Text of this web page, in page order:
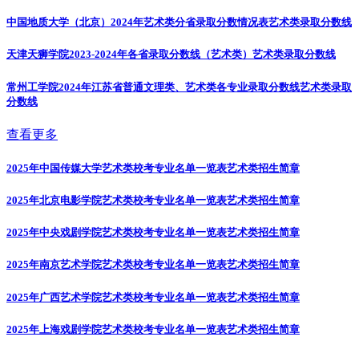
中国地质大学（北京）2024年艺术类分省录取分数情况表艺术类录取分数线
天津天狮学院2023-2024年各省录取分数线（艺术类） 艺术类录取分数线
常州工学院2024年江苏省普通文理类、艺术类各专业录取分数线艺术类录取
分数线
查看更多
2025年中国传媒大学艺术类校考专业名单一览表艺术类招生简章
2025年北京电影学院艺术类校考专业名单一览表艺术类招生简章
2025年中央戏剧学院艺术类校考专业名单一览表艺术类招生简章
2025年南京艺术学院艺术类校考专业名单一览表艺术类招生简章
2025年广西艺术学院艺术类校考专业名单一览表艺术类招生简章
2025年上海戏剧学院艺术类校考专业名单一览表艺术类招生简章